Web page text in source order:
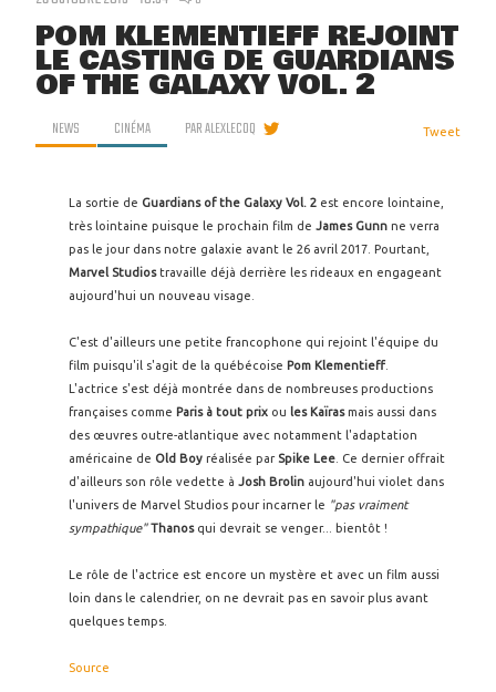
POM KLEMENTIEFF REJOINT
LE CASTING DE GUARDIANS
OF THE GALAXY VOL. 2
NEWS CINÉMA PARALEXLECOQ Tweet
La sortie de Guardians of the Galaxy Vol. 2 est encore lointaine,
très lointaine puisque le prochain film de James Gunn ne verra
pas le jour dans notre galaxie avant le 26 avril 2017. Pourtant,
Marvel Studiostravaille déjà derrière les rideaux en engageant
aujourd'hui un nouveau visage.
C'est d'ailleurs une petite francophone qui rejoint l'équipe du
film puisqu'il s'agit de la québécoise Pom Klementieff.
L'actrice s'est déjà montrée dans de nombreuses productions
françaises comme Paris à tout prix ou les Kaïrasmais aussi dans
des œuvres outre-atlantique avec notamment l'adaptation
américaine de Old Boy réalisée par Spike Lee . Ce dernier offrait
d'ailleurs son rôle vedette à Josh Brolin aujourd'hui violet dans
l'univers de Marvel Studios pour incarner le "pas vraiment
sympathique" Thanos qui devrait se venger... bientôt !
Le rôle de l'actrice est encore un mystère et avec un film aussi
loin dans le calendrier, on ne devrait pas en savoir plus avant
quelques temps.
Source